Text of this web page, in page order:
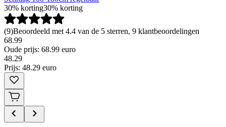
30% korting30% korting
(9)Beoordeeld met 4.4 van de 5 sterren, 9 klantbeoordelingen
68.99
Oude prijs: 68.99 euro
48.29
Prijs: 48.29 euro